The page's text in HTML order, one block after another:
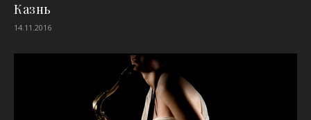
Казнь
14.11.2016